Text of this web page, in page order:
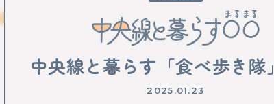
グルメ アート イベント
STATION
武蔵小金井 国分寺
中央線と暮らす「食べ歩き隊
2025.01.23